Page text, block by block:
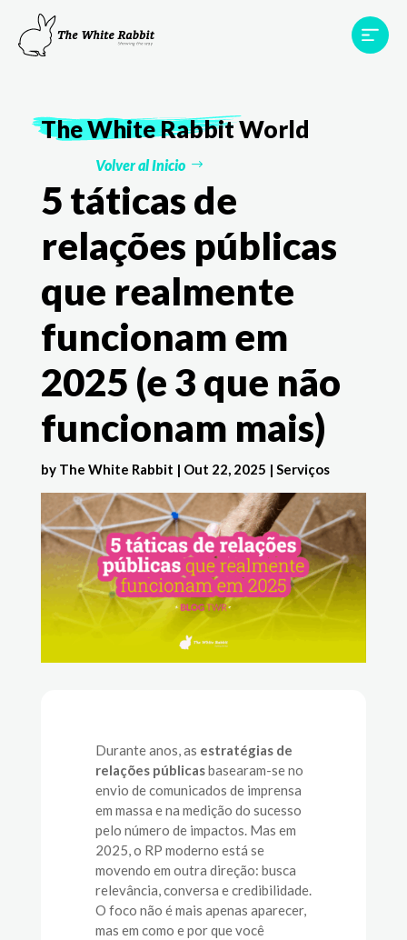
Projetos
The White RabbitWorld
Volver al Inicio
5 táticas de
relações públicas
que realmente
funcionam em
2025 (e 3 que não
funcionam mais)
by The White Rabbit | Out 22, 2025 | Serviços
Durante anos, as estratégias de
relações públicasbasearam-se no
envio de comunicados de imprensa
em massa e na medição do sucesso
pelo número de impactos. Mas em
2025,o RP moderno está se
movendo em outra direção: busca
relevância, conversa e credibilidade.
O foco não é mais apenas aparecer,
mas em como e por que você